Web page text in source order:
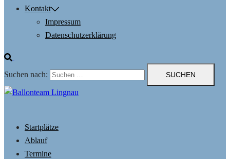
Kontakt
Impressum
Datenschutzerklärung
Suchen nach:
Startplätze
Ablauf
Termine